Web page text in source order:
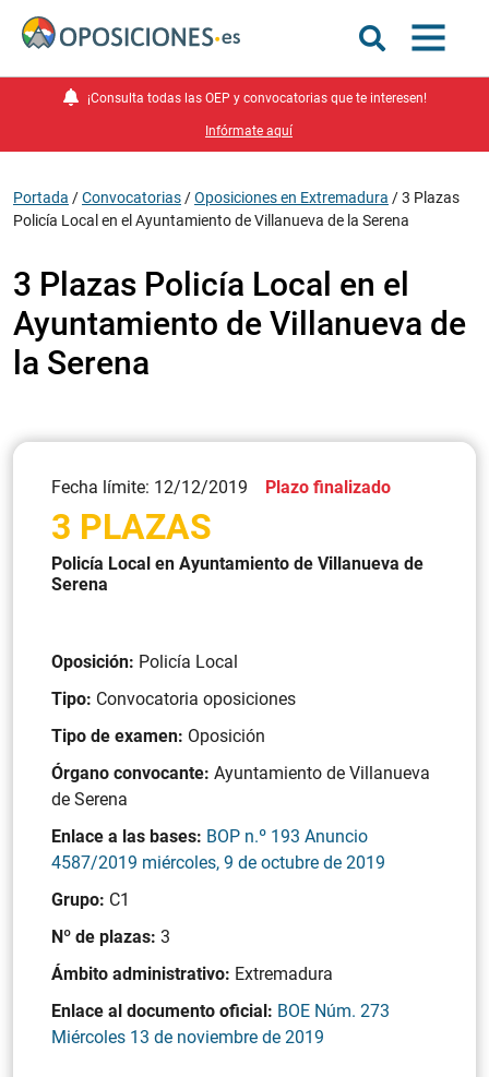
¡Consulta todas las OEP y convocatorias que te interesen!
Infórmate aquí
Portada /Convocatorias /Oposiciones en Extremadura /3 Plazas
Policía Local en el Ayuntamiento de Villanueva de la Serena
3 Plazas Policía Local en el
Ayuntamiento de Villanueva de
la Serena
Fecha límite: 12/12/2019 Plazo finalizado
3 PLAZAS
Policía Local en Ayuntamiento de Villanueva de
Serena
Oposición: Policía Local
Tipo: Convocatoria oposiciones
Tipo de examen: Oposición
Órgano convocante: Ayuntamiento de Villanueva
de Serena
Enlace a las bases: BOP n.º 193 Anuncio
4587/2019 miércoles, 9 de octubre de 2019
Grupo: C1
Nº de plazas: 3
Ámbito administrativo: Extremadura
Enlace al documento oficial: BOE Núm. 273
Miércoles 13 de noviembre de 2019